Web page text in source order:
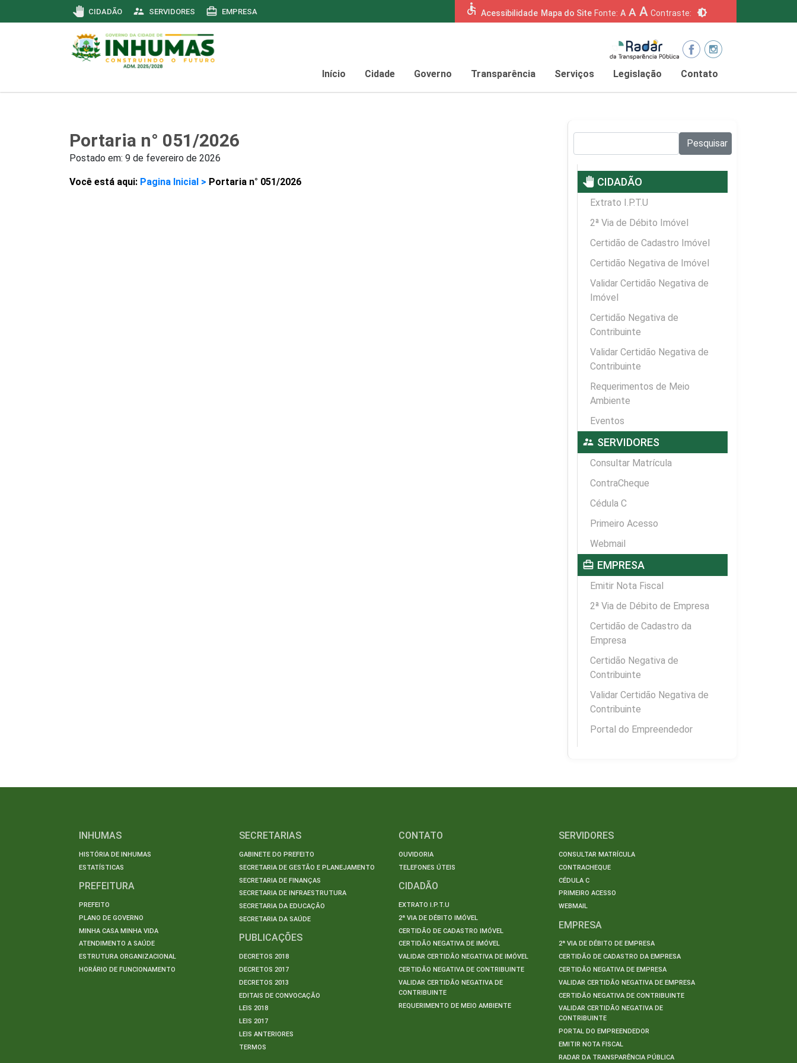
pan_tool CIDADÃO supervisor_account SERVIDORES card_travel EMPRESA accessible Acessibilidade Mapa do Site Fonte: A A A Contraste: brightness_6
Início Cidade Governo Transparência Serviços Legislação Contato
Portaria n° 051/2026
Postado em: 9 de fevereiro de 2026
Você está aqui: Pagina Inicial > Portaria n° 051/2026
Pesquisar
pan_tool CIDADÃO
Extrato I.P.T.U
2ª Via de Débito Imóvel
Certidão de Cadastro Imóvel
Certidão Negativa de Imóvel
Validar Certidão Negativa de
Imóvel
Certidão Negativa de
Contribuinte
Validar Certidão Negativa de
Contribuinte
Requerimentos de Meio
Ambiente
Eventos
supervisor_account SERVIDORES
Consultar Matrícula
ContraCheque
Cédula C
Primeiro Acesso
Webmail
card_travel EMPRESA
Emitir Nota Fiscal
2ª Via de Débito de Empresa
Certidão de Cadastro da
Empresa
Certidão Negativa de
Contribuinte
Validar Certidão Negativa de
Contribuinte
Portal do Empreendedor
INHUMAS
HISTÓRIA DE INHUMAS
ESTATÍSTICAS
PREFEITURA
PREFEITO
PLANO DE GOVERNO
MINHA CASA MINHA VIDA
ATENDIMENTO A SAÚDE
ESTRUTURA ORGANIZACIONAL
HORÁRIO DE FUNCIONAMENTO
SECRETARIAS
GABINETE DO PREFEITO
SECRETARIA DE GESTÃO E PLANEJAMENTO
SECRETARIA DE FINANÇAS
SECRETARIA DE INFRAESTRUTURA
SECRETARIA DA EDUCAÇÃO
SECRETARIA DA SAÚDE
PUBLICAÇÕES
DECRETOS 2018
DECRETOS 2017
DECRETOS 2013
EDITAIS DE CONVOCAÇÃO
LEIS 2018
LEIS 2017
LEIS ANTERIORES
TERMOS
CONTATO
OUVIDORIA
TELEFONES ÚTEIS
CIDADÃO
EXTRATO I.P.T.U
2ª VIA DE DÉBITO IMÓVEL
CERTIDÃO DE CADASTRO IMÓVEL
CERTIDÃO NEGATIVA DE IMÓVEL
VALIDAR CERTIDÃO NEGATIVA DE IMÓVEL
CERTIDÃO NEGATIVA DE CONTRIBUINTE
VALIDAR CERTIDÃO NEGATIVA DE
CONTRIBUINTE
REQUERIMENTO DE MEIO AMBIENTE
SERVIDORES
CONSULTAR MATRÍCULA
CONTRACHEQUE
CÉDULA C
PRIMEIRO ACESSO
WEBMAIL
EMPRESA
2ª VIA DE DÉBITO DE EMPRESA
CERTIDÃO DE CADASTRO DA EMPRESA
CERTIDÃO NEGATIVA DE EMPRESA
VALIDAR CERTIDÃO NEGATIVA DE EMPRESA
CERTIDÃO NEGATIVA DE CONTRIBUINTE
VALIDAR CERTIDÃO NEGATIVA DE
CONTRIBUINTE
PORTAL DO EMPREENDEDOR
EMITIR NOTA FISCAL
RADAR DA TRANSPARÊNCIA PÚBLICA